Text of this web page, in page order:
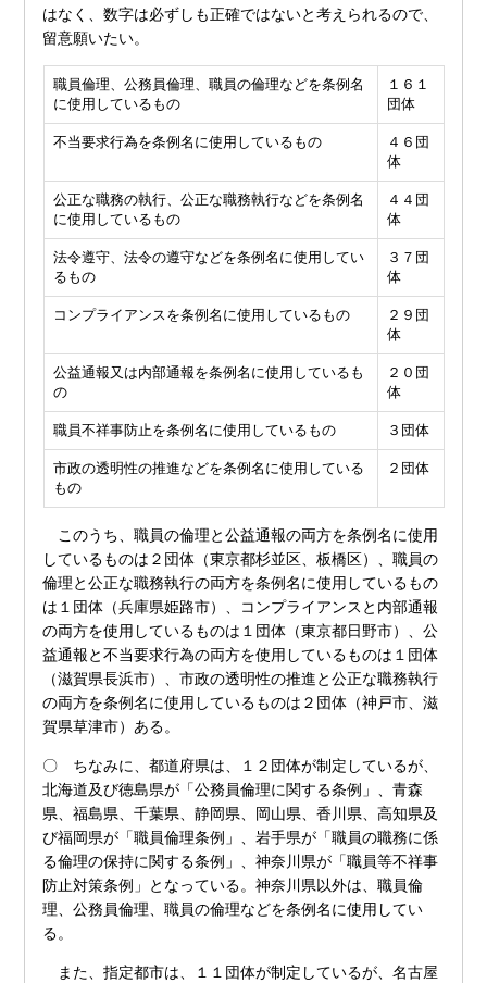
はなく、数字は必ずしも正確ではないと考えられるので、
留意願いたい。
職員倫理、公務員倫理、職員の倫理などを条例名
に使用しているもの
１６１
団体
不当要求行為を条例名に使用しているもの
４６団
体
公正な職務の執行、公正な職務執行などを条例名
に使用しているもの
４４団
体
法令遵守、法令の遵守などを条例名に使用してい
るもの
３７団
体
コンプライアンスを条例名に使用しているもの
２９団
体
公益通報又は内部通報を条例名に使用しているも
の
２０団
体
職員不祥事防止を条例名に使用しているもの ３団体
市政の透明性の推進などを条例名に使用している
もの
２団体
このうち、職員の倫理と公益通報の両方を条例名に使用
しているものは２団体（東京都杉並区、板橋区）、職員の
倫理と公正な職務執行の両方を条例名に使用しているもの
は１団体（兵庫県姫路市）、コンプライアンスと内部通報
の両方を使用しているものは１団体（東京都日野市）、公
益通報と不当要求行為の両方を使用しているものは１団体
（滋賀県長浜市）、市政の透明性の推進と公正な職務執行
の両方を条例名に使用しているものは２団体（神戸市、滋
賀県草津市）ある。
〇 ちなみに、都道府県は、１２団体が制定しているが、
北海道及び徳島県が「公務員倫理に関する条例」、青森
県、福島県、千葉県、静岡県、岡山県、香川県、高知県及
び福岡県が「職員倫理条例」、岩手県が「職員の職務に係
る倫理の保持に関する条例」、神奈川県が「職員等不祥事
防止対策条例」となっている。神奈川県以外は、職員倫
理、公務員倫理、職員の倫理などを条例名に使用してい
る。
また、指定都市は、１１団体が制定しているが、名古屋